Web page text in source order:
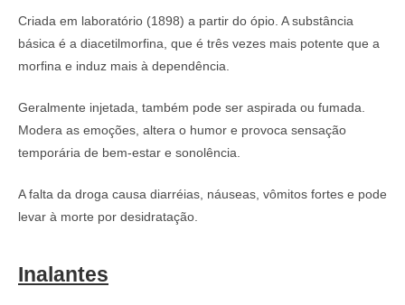
Criada em laboratório (1898) a partir do ópio. A substância
básica é a diacetilmorfina, que é três vezes mais potente que a
morfina e induz mais à dependência.
Geralmente injetada, também pode ser aspirada ou fumada.
Modera as emoções, altera o humor e provoca sensação
temporária de bem-estar e sonolência.
A falta da droga causa diarréias, náuseas, vômitos fortes e pode
levar à morte por desidratação.
Inalantes